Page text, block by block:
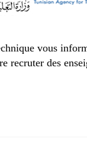
vous
recruter des